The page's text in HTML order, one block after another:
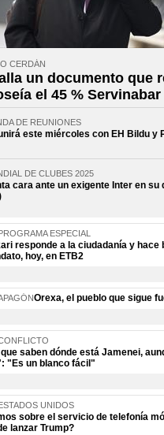
CERDÁN
un documento que
el 45 % Servinabar
DE REUNIONES
este miércoles con EH Bildu y
DE CLUBES 2025
cara ante un exigente Inter en su
ESPECIAL
responde a la ciudadanía y
hoy, en ETB2
Orexa, el pueblo que sigue
saben dónde está Jamenei,
"Es un blanco fácil"
UNIDOS
sobre el servicio de telefonía
lanzar Trump?